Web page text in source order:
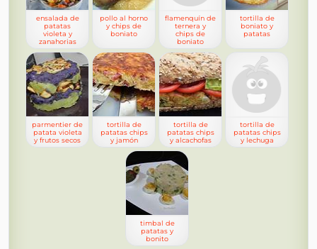
ensalada de
patatas
violeta y
zanahorias
pollo al horno
y chips de
boniato
flamenquín de
ternera y
chips de
boniato
tortilla de
boniato y
patatas
parmentier de
patata violeta
y frutos secos
tortilla de
patatas chips
y jamón
tortilla de
patatas chips
y alcachofas
tortilla de
patatas chips
y lechuga
timbal de
patatas y
bonito